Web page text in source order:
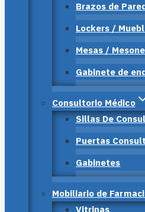
Brazos de
Lockers /
Mesas /
Gabinete de
Consultorio Médico
Sillas De
Puertas
Gabinetes
Mobiliario de
Vitrinas